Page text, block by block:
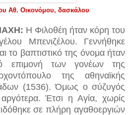
Αθ. Οικονόμου, δασκάλου
Η Φιλοθέη ήταν κόρη του
Μπενιζέλου. Γεννήθηκε
το βαπτιστικό της όνομα ήταν
επιμονή των γονέων της
της αθηναϊκής
(1536). Όμως ο σύζυγός
Έτσι η Αγία, χωρίς
σε πλήρη αγαθοεργιών